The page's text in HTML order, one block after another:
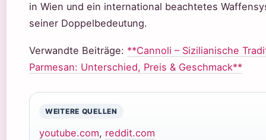
in Wien und ein international beachtetes
seiner Doppelbedeutung.
Verwandte Beiträge: **Cannoli – Sizilianische
Parmesan: Unterschied, Preis & Geschmack**
WEITERE QUELLEN
youtube.com, reddit.com